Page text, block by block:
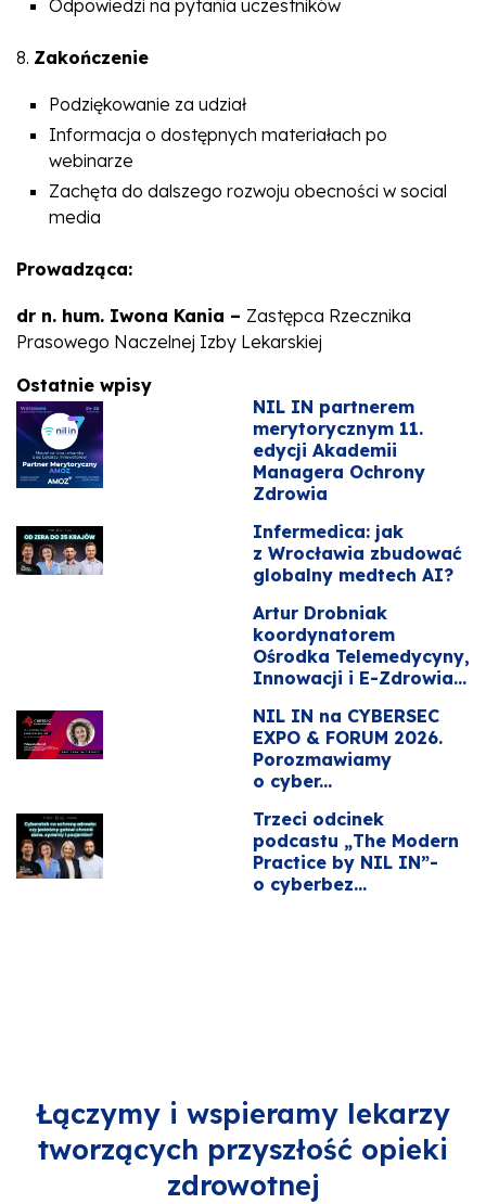
Odpowiedzi na pytania uczestników
8. Zakończenie
Podziękowanie za udział
Informacja o dostępnych materiałach po
webinarze
Zachęta do dalszego rozwoju obecności w social
media
Prowadząca:
dr n. hum. Iwona Kania – Zastępca Rzecznika
Prasowego Naczelnej Izby Lekarskiej
Ostatnie wpisy
NIL IN partnerem
merytorycznym 11.
edycji Akademii
Managera Ochrony
Zdrowia
Infermedica: jak
z Wrocławia zbudować
globalny medtech AI?
Artur Drobniak
koordynatorem
Ośrodka Telemedycyny,
Innowacji i E-Zdrowia...
NIL IN na CYBERSEC
EXPO & FORUM 2026.
Porozmawiamy
o cyber...
Trzeci odcinek
podcastu „The Modern
Practice by NIL IN”-
o cyberbez...
Łączymy i wspieramy lekarzy
tworzących przyszłość opieki
zdrowotnej